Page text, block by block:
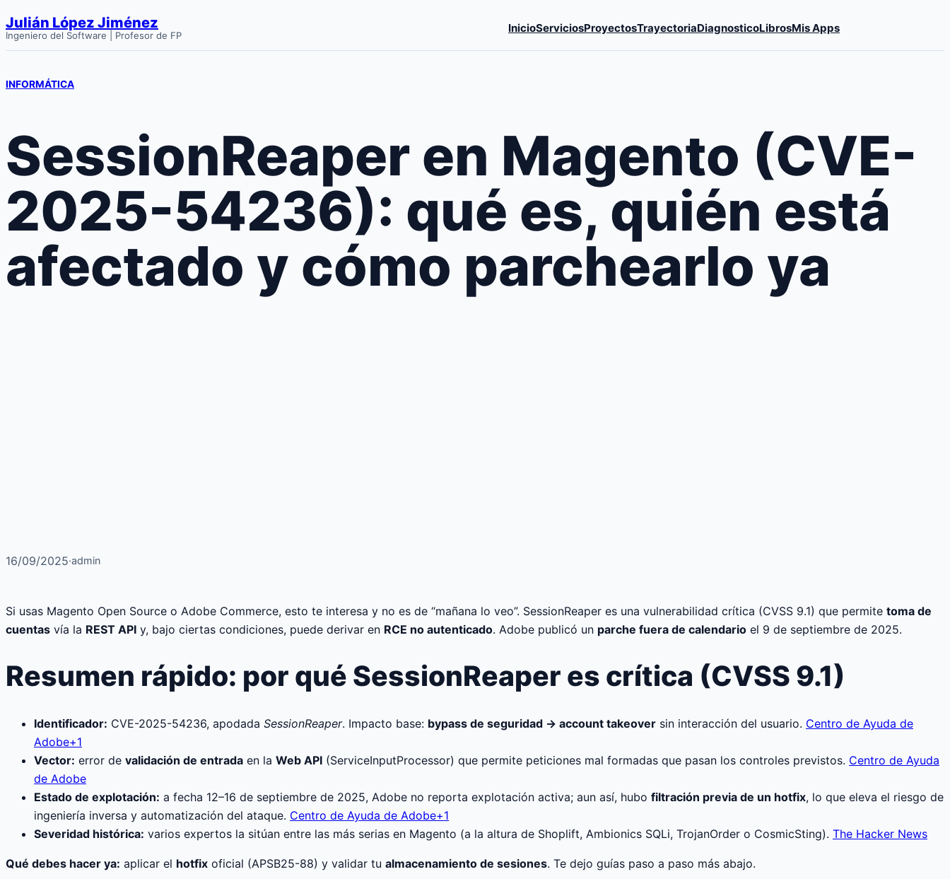
Saltar
al
contenido
Julián López Jiménez
Ingeniero del Software | Profesor de FP
InicioServiciosProyectosTrayectoriaDiagnosticoLibrosMis Apps
INFORMÁTICA
SessionReaper en Magento (CVE-
2025-54236): qué es, quién está
afectado y cómo parchearlo ya
16/09/2025·admin
Si usas Magento Open Source o Adobe Commerce, esto te interesa y no es de “mañana lo veo”. SessionReaper es una vulnerabilidad crítica (CVSS 9.1) que permite toma de
cuentas vía la REST API y, bajo ciertas condiciones, puede derivar en RCE no autenticado. Adobe publicó un parche fuera de calendario el 9 de septiembre de 2025.
Resumen rápido: por qué SessionReaper es crítica (CVSS 9.1)
Identificador: CVE-2025-54236, apodada SessionReaper. Impacto base: bypass de seguridad → account takeover sin interacción del usuario. Centro de Ayuda de
Adobe+1
Vector: error de validación de entrada en la Web API (ServiceInputProcessor) que permite peticiones mal formadas que pasan los controles previstos. Centro de Ayuda
de Adobe
Estado de explotación: a fecha 12–16 de septiembre de 2025, Adobe no reporta explotación activa; aun así, hubo filtración previa de un hotfix, lo que eleva el riesgo de
ingeniería inversa y automatización del ataque. Centro de Ayuda de Adobe+1
Severidad histórica: varios expertos la sitúan entre las más serias en Magento (a la altura de Shoplift, Ambionics SQLi, TrojanOrder o CosmicSting). The Hacker News
Qué debes hacer ya: aplicar el hotfix oficial (APSB25-88) y validar tu almacenamiento de sesiones. Te dejo guías paso a paso más abajo.